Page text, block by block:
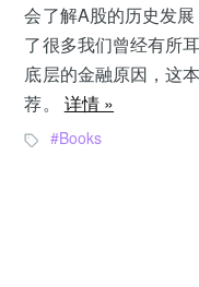
会了解A股的历史发
了很多我们曾经有所
底层的金融原因，这本
荐。 详情 »
Books